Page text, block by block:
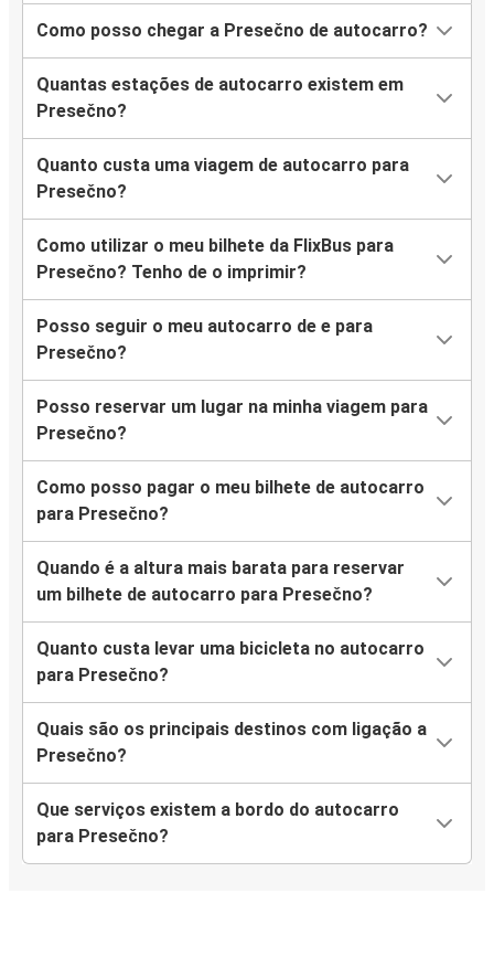
Como posso chegar a Presečno de autocarro?
Quantas estações de autocarro existem em
Presečno?
Quanto custa uma viagem de autocarro para
Presečno?
Como utilizar o meu bilhete da FlixBus para
Presečno? Tenho de o imprimir?
Posso seguir o meu autocarro de e para
Presečno?
Posso reservar um lugar na minha viagem para
Presečno?
Como posso pagar o meu bilhete de autocarro
para Presečno?
Quando é a altura mais barata para reservar
um bilhete de autocarro para Presečno?
Quanto custa levar uma bicicleta no autocarro
para Presečno?
Quais são os principais destinos com ligação a
Presečno?
Que serviços existem a bordo do autocarro
para Presečno?